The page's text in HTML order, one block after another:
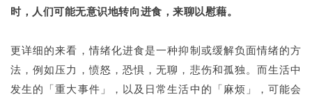
时，人们可能无意识地转向进食，来聊以慰藉。
更详细的来看，情绪化进食是一种抑制或缓解负面情绪的方
法，例如压力，愤怒，恐惧，无聊，悲伤和孤独。而生活中
发生的「重大事件」，以及日常生活中的「麻烦」，可能会